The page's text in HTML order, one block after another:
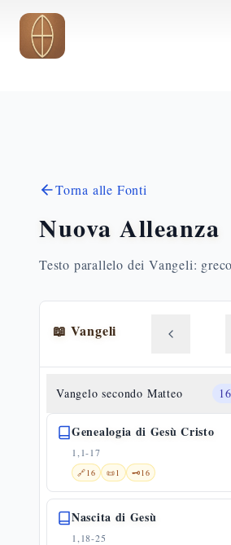
Vai al contenuto principale
Torna alle Fonti
Nuova Alleanza
Testo parallelo dei Vangeli:
📖 Vangeli
Vangelo secondo Matteo
Genealogia di Gesù Cristo
1,1-17
🔗16 📜1 🗝️16
Nascita di Gesù
1,18-25